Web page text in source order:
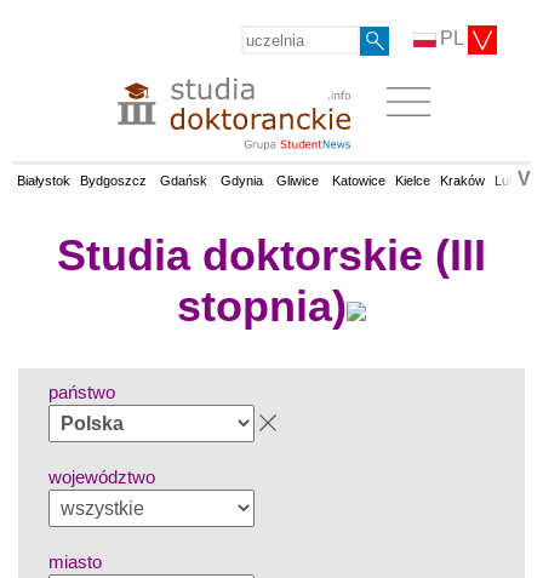
PL
Białystok Bydgoszcz Gdańsk Gdynia Gliwice Katowice Kielce Kraków Lublin
V
Studia doktorskie (III
stopnia)
państwo
województwo
miasto